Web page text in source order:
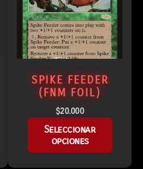
SPIKE FEEDER
(FNM FOIL)
$20.000
Seleccionar
opciones